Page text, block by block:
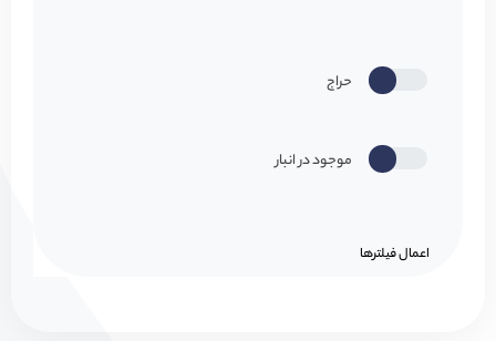
حراج
موجود در انبار
اعمال فیلتر‌ها